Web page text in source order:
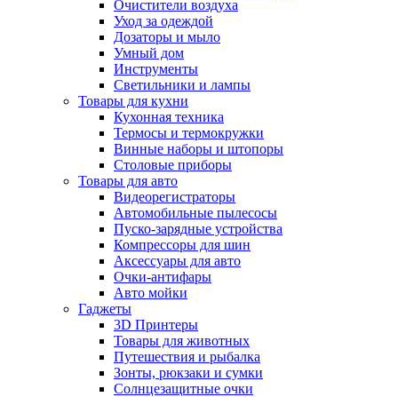
Очистители воздуха
Уход за одеждой
Дозаторы и мыло
Умный дом
Инструменты
Светильники и лампы
Товары для кухни
Кухонная техника
Термосы и термокружки
Винные наборы и штопоры
Столовые приборы
Товары для авто
Видеорегистраторы
Автомобильные пылесосы
Пуско-зарядные устройства
Компрессоры для шин
Аксессуары для авто
Очки-антифары
Авто мойки
Гаджеты
3D Принтеры
Товары для животных
Путешествия и рыбалка
Зонты, рюкзаки и сумки
Солнцезащитные очки